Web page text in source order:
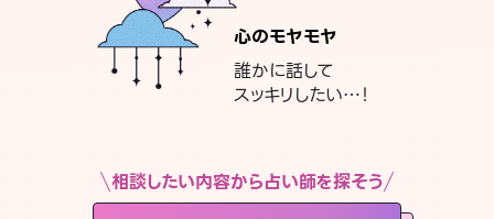
心のモヤモヤ
誰かに話して
スッキリしたい…！
相談したい内容から占い師を探そう